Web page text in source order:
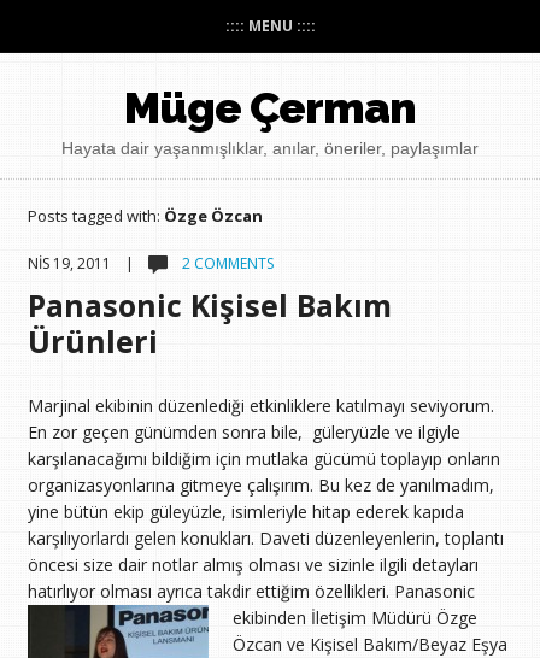
:::: MENU ::::
Müge Çerman
Hayata dair yaşanmışlıklar, anılar, öneriler, paylaşımlar
Posts tagged with: Özge Özcan
NIS 19, 2011 | 2 COMMENTS
Panasonic Kişisel Bakım
Ürünleri
Marjinal ekibinin düzenlediği etkinliklere katılmayı seviyorum.
En zor geçen günümden sonra bile, güleryüzle ve ilgiyle
karşılanacağımı bildiğim için mutlaka gücümü toplayıp onların
organizasyonlarına gitmeye çalışırım. Bu kez de yanılmadım,
yine bütün ekip güleyüzle, isimleriyle hitap ederek kapıda
karşılıyorlardı gelen konukları. Daveti düzenleyenlerin, toplantı
öncesi size dair notlar almış olması ve sizinle ilgili detayları
hatırlıyor olması ayrıca takdir ettiğim özellikleri. Panasonic
ekibinden İletişim Müdürü Özge
Özcan ve Kişisel Bakım/Beyaz Eşya